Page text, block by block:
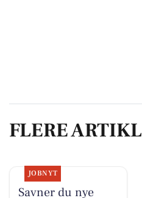
FLERE
JOBNYT
Savner du nye